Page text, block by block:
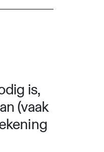
is,
(vaak